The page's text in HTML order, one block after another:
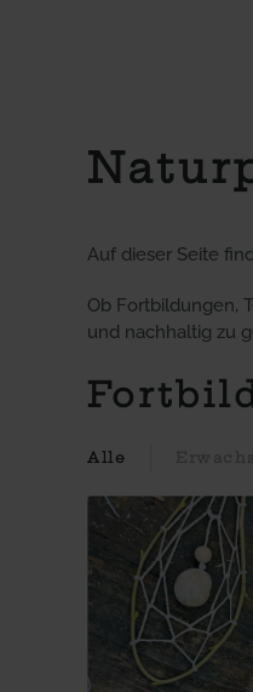
Auf dieser Seite
Ob Fortbildungen,
und nachhaltig zu
Alle